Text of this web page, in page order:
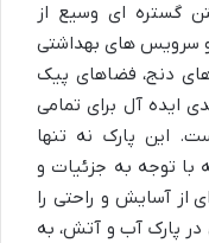
گستره ای وسیع از
و سرویس های بهداشتی
های دنج، فضاهای پیک
ایده آل برای تمامی
این پارک نه تنها
با توجه به جزئیات و
از آسایش و راحتی را
در پارک آب و آتش، به